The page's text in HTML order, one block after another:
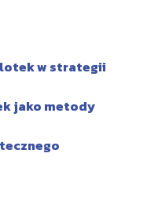
w strategii
jako metody